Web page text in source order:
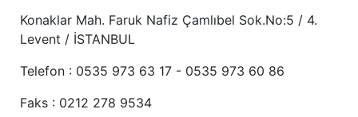
Konaklar Mah. Faruk Nafiz Çamlıbel Sok.No:5 / 4.
Levent / İSTANBUL
Telefon : 0535 973 63 17 - 0535 973 60 86
Faks : 0212 278 9534